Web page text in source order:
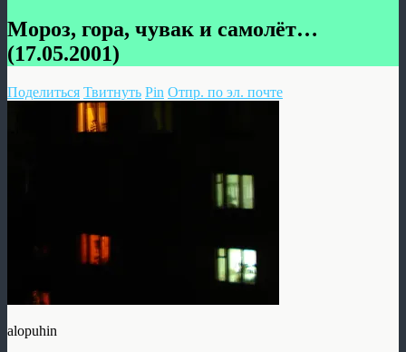
Мороз, гора, чувак и самолёт…
(17.05.2001)
Поделиться Твитнуть Pin Отпр. по эл. почте
alopuhin